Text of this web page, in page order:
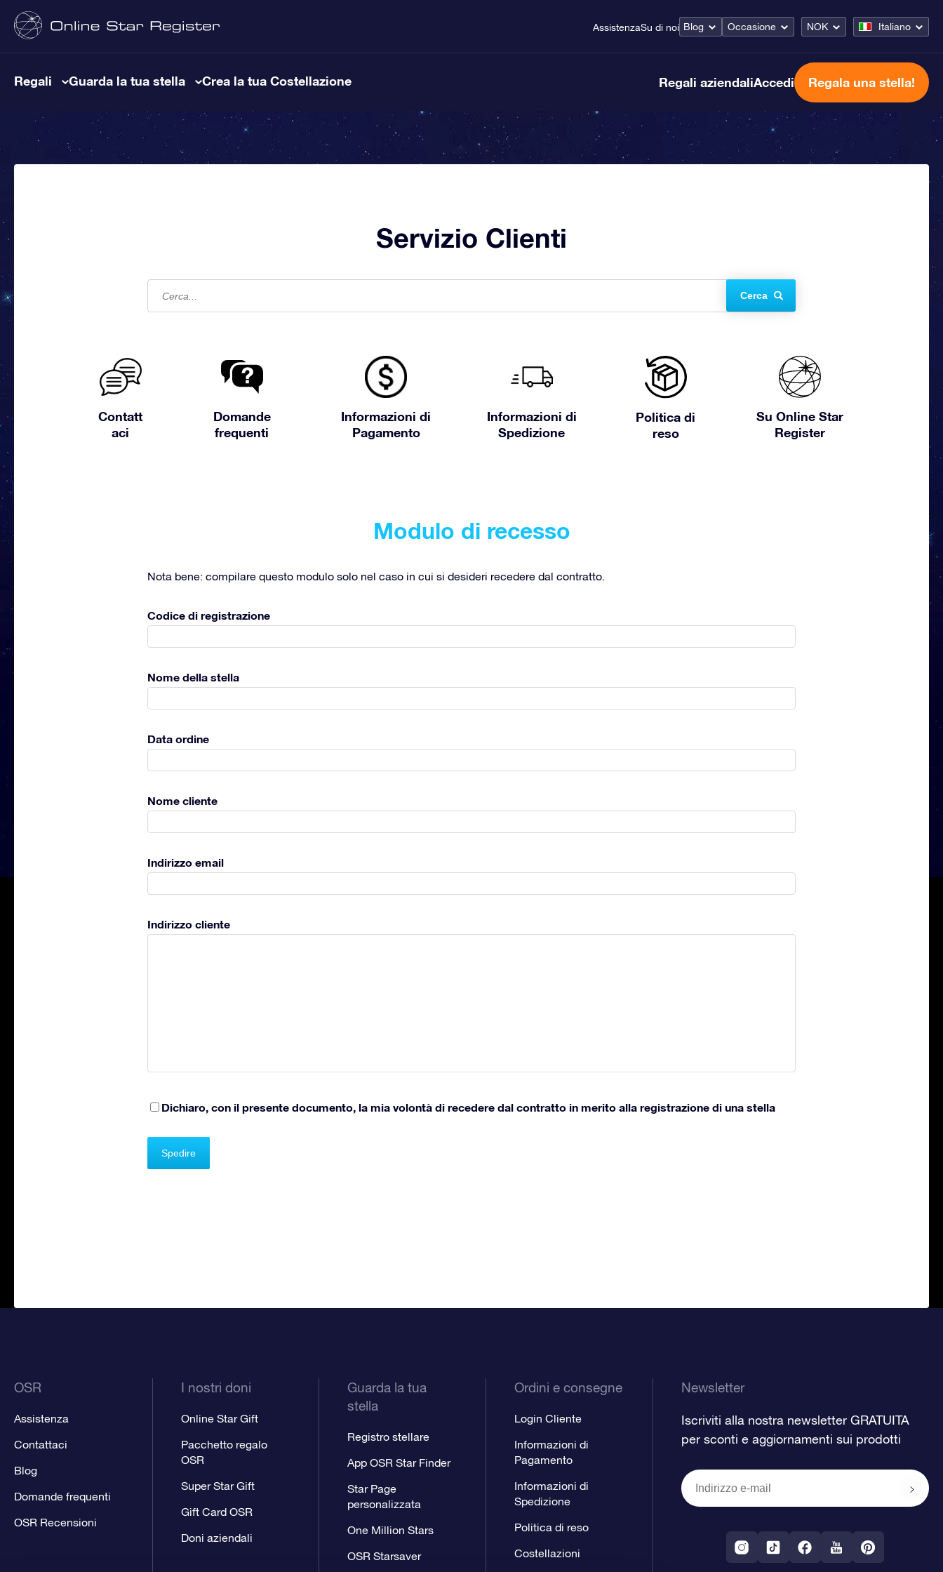
AssistenzaSu di noi Blog Occasione NOK Italiano
Regali Guarda la tua stella Crea la tua Costellazione Regali aziendaliAccedi Regala una stella!
Servizio Clienti
Cerca
Contatt
aci
Domande
frequenti
Informazioni di
Pagamento
Informazioni di
Spedizione
Politica di
reso
Su Online Star
Register
Modulo di recesso
Nota bene: compilare questo modulo solo nel caso in cui si desideri recedere dal contratto.
Codice di registrazione
Nome della stella
Data ordine
Nome cliente
Indirizzo email
Indirizzo cliente
Dichiaro, con il presente documento, la mia volontà di recedere dal contratto in merito alla registrazione di una stella
OSR
Assistenza
Contattaci
Blog
Domande frequenti
OSR Recensioni
I nostri doni
Online Star Gift
Pacchetto regalo
OSR
Super Star Gift
Gift Card OSR
Doni aziendali
Guarda la tua
stella
Registro stellare
App OSR Star Finder
Star Page
personalizzata
One Million Stars
OSR Starsaver
Ordini e consegne
Login Cliente
Informazioni di
Pagamento
Informazioni di
Spedizione
Politica di reso
Costellazioni
Newsletter
Iscriviti alla nostra newsletter GRATUITA
per sconti e aggiornamenti sui prodotti